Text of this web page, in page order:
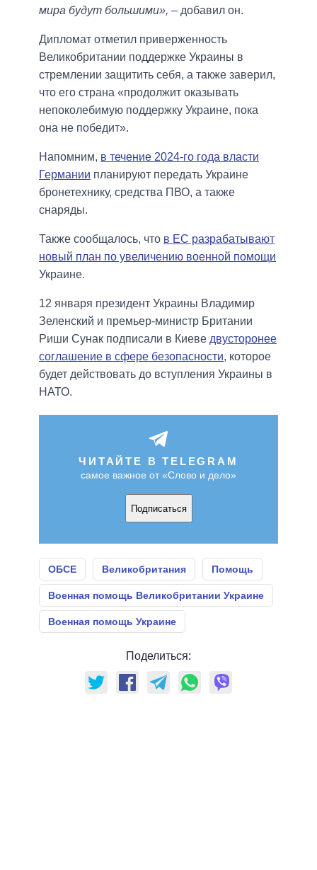
мира будут большими», – добавил он.
Дипломат отметил приверженность
Великобритании поддержке Украины в
стремлении защитить себя, а также заверил,
что его страна «продолжит оказывать
непоколебимую поддержку Украине, пока
она не победит».
Напомним, в течение 2024-го года власти
Германии планируют передать Украине
бронетехнику, средства ПВО, а также
снаряды.
Также сообщалось, что в ЕС разрабатывают
новый план по увеличению военной помощи
Украине.
12 января президент Украины Владимир
Зеленский и премьер-министр Британии
Риши Сунак подписали в Киеве двусторонее
соглашение в сфере безопасности, которое
будет действовать до вступления Украины в
НАТО.
ЧИТАЙТЕ В TELEGRAM
самое важное от «Слово и дело»
Подписаться
ОБСЕ Великобритания Помощь
Военная помощь Великобритании Украине
Военная помощь Украине
Поделиться: